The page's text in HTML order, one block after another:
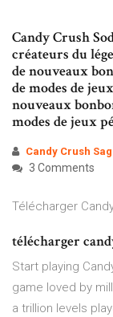
Candy Crush
créateurs du
de nouveaux
de modes de
nouveaux
modes de jeux
Candy Crush
3 Comments
Télécharger
télécharger
Start playing
game loved by
a trillion levels